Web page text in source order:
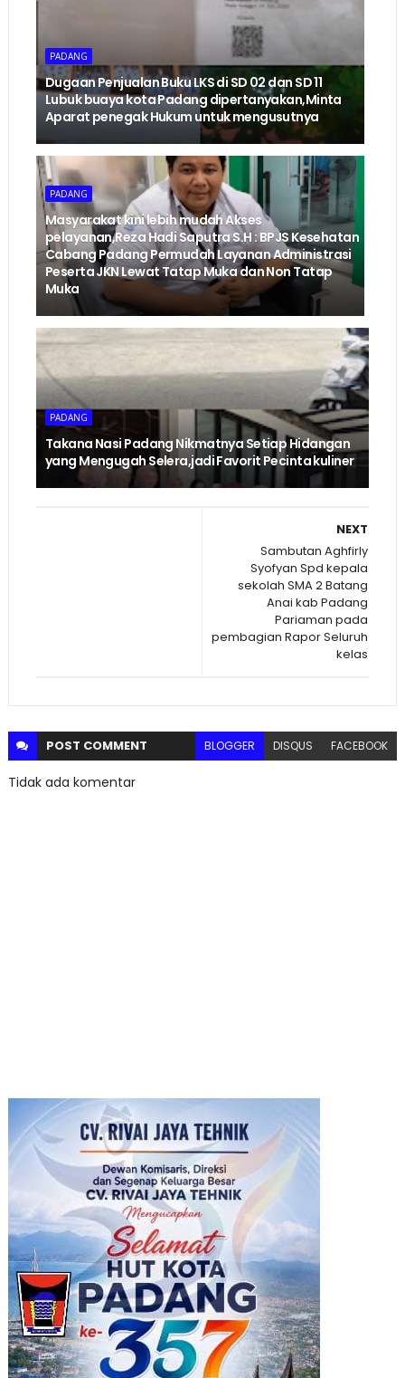
PADANG
Dugaan Penjualan Buku LKS di SD 02 dan SD 11
Lubuk buaya kota Padang dipertanyakan,Minta
Aparat penegak Hukum untuk mengusutnya
PADANG
Masyarakat kini lebih mudah Akses
pelayanan,Reza Hadi Saputra S.H : BPJS Kesehatan
Cabang Padang Permudah Layanan Administrasi
Peserta JKN Lewat Tatap Muka dan Non Tatap
Muka
PADANG
Takana Nasi Padang Nikmatnya Setiap Hidangan
yang Mengugah Selera,jadi Favorit Pecinta kuliner
NEXT
Sambutan Aghfirly
Syofyan Spd kepala
sekolah SMA 2 Batang
Anai kab Padang
Pariaman pada
pembagian Rapor Seluruh
kelas
POST COMMENT BLOGGER DISQUS FACEBOOK
Tidak ada komentar